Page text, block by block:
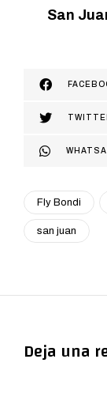
San
Fly Bondi
san juan
Deja una